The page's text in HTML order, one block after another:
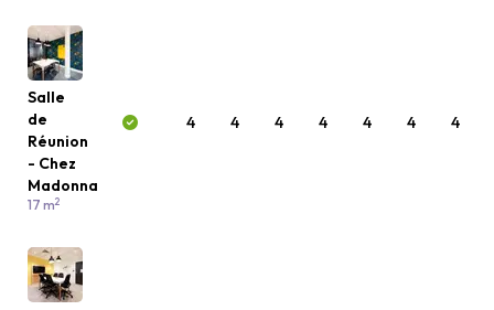
Salle
de
Réunion
- Chez
Madonna
17 m2
4 4 4 4 4 4 4